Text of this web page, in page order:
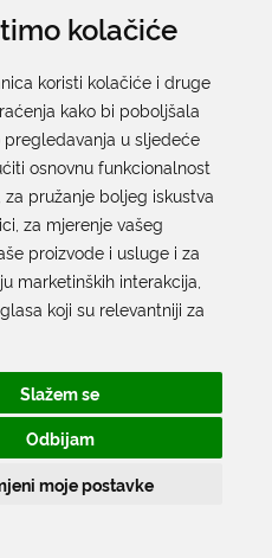
kolačiće
koristi kolačiće i druge
kako bi poboljšala
pregledavanja u sljedeće
osnovnu funkcionalnost
za pružanje boljeg iskustva
za mjerenje vašeg
proizvode i usluge i za
marketinških interakcija
koji su relevantniji za
Slažem se
Odbijam
moje postavke
10.000,00 10.000,00
10.000,00 10.000,00
8.740.000,00 7.740.000,00
42.000,00 32.000,00